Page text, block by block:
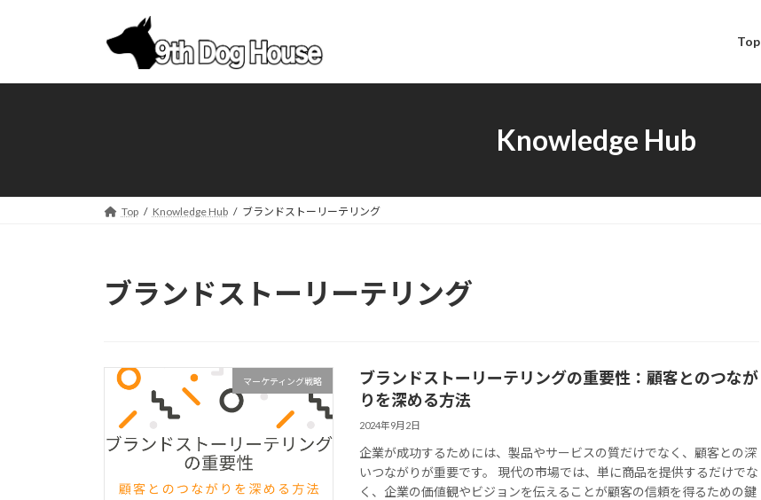
プ
動
Top
Knowledge Hub
Top Knowledge Hub ブランドストーリーテリング
ブランドストーリーテリング
マーケティング戦略
ブランドストーリーテリングの重要性：顧客とのつなが
りを深める方法
2024年9月2日
企業が成功するためには、製品やサービスの質だけでなく、顧客との深
いつながりが重要です。 現代の市場では、単に商品を提供するだけでな
く、企業の価値観やビジョンを伝えることが顧客の信頼を得るための鍵